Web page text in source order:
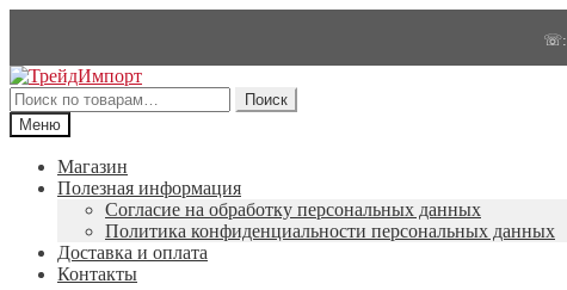
☏:
Перейти
к
навигации
Перейти
к
содержимому
Искать:
Поиск
Меню
Магазин
Полезная информация
Согласие на обработку персональных данных
Политика конфиденциальности персональных данных
Доставка и оплата
Контакты